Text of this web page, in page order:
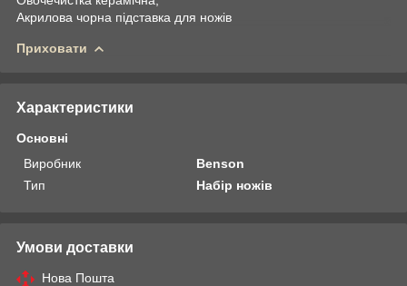
Акрилова чорна підставка для ножів
Приховати
Характеристики
Основні
Виробник
Benson
Тип
Набір ножів
Умови доставки
Нова Пошта